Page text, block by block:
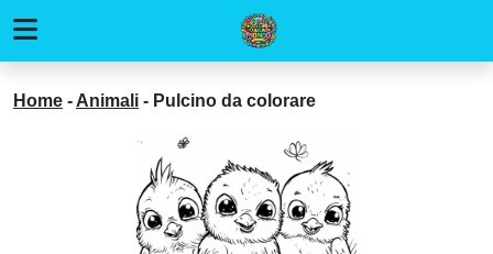
Home - Animali - Pulcino da colorare